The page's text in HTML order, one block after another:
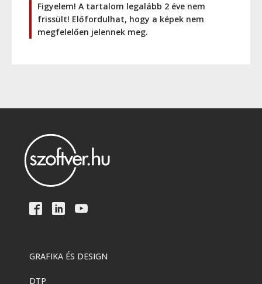
Figyelem! A tartalom legalább 2 éve nem
frissült! Előfordulhat, hogy a képek nem
megfelelően jelennek meg.
GRAFIKA ÉS DESIGN
DTP